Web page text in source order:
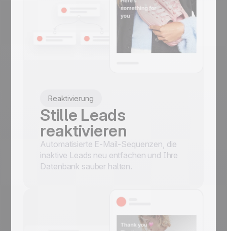
Reaktivierung
Stille Leads
reaktivieren
Automatisierte E-Mail-Sequenzen, die
inaktive Leads neu entfachen und Ihre
Datenbank sauber halten.